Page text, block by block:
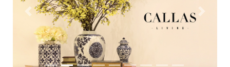
Previous Next